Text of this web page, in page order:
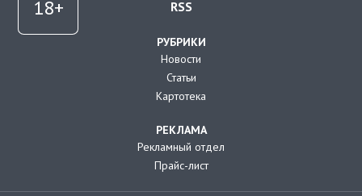
RSS
РУБРИКИ
Новости
Статьи
Картотека
РЕКЛАМА
Рекламный отдел
Прайс-лист